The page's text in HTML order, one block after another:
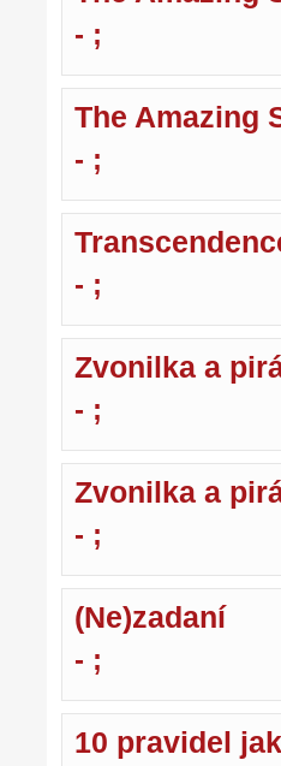
- ;
The Amazing
- ;
- ;
Zvonilka a
- ;
Zvonilka a
- ;
(Ne)zadaní
- ;
10 pravidel